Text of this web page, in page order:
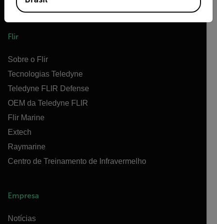
Flir
Sobre o Flir
Tecnologias Teledyne
Teledyne FLIR Defense
OEM da Teledyne FLIR
Flir Marine
Extech
Raymarine
Centro de Treinamento de Infravermelho
Empresa
Notícias